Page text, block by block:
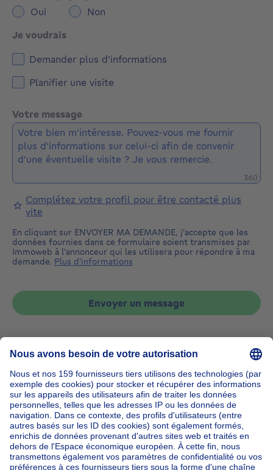
Oui
Non
Je voudrais
Demander plus d'informations
Planifier une visite
Votre message
360
Complétez votre profil pour être contacté plus
vite
En cliquant sur ENVOYER MA DEMANDE, j'accepte que les
données fournies dans ce formulaire soient transmises par
Immoweb à l'annonceur qui les utilisera pour répondre à ma
demande. Plus d'informations
Envoyer un message
Accueil Belgique
Bruxelles (province)
Bruxelles (arrondissement)
Acheter votre maison à Evere